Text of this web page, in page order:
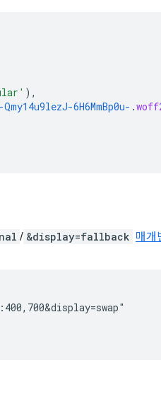
),
Qmy14u9lezJ-6H6MmBp0u- .
/ &display=fallback 매개